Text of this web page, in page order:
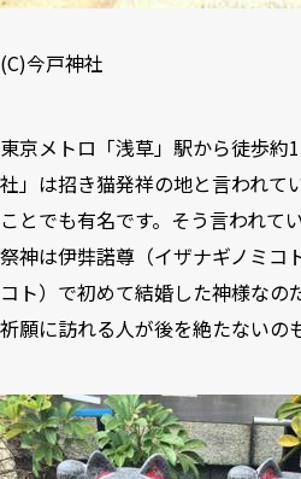
(C)今戸神社
東京メトロ「浅草」駅から徒歩約
社」は招き猫発祥の地と言われて
ことでも有名です。そう言われて
祭神は伊弉諾尊（イザナギノミコ
コト）で初めて結婚した神様なの
祈願に訪れる人が後を絶たないの